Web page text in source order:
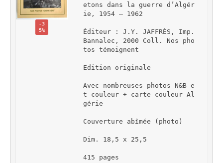
-3
5%
etons dans la guerre d’Algér
ie, 1954 – 1962
Éditeur : J.Y. JAFFRÈS, Imp.
Bannalec, 2000 Coll. Nos pho
tos témoignent
Edition originale
Avec nombreuses photos N&B e
t couleur + carte couleur Al
gérie
Couverture abîmée (photo)
Dim. 18,5 x 25,5
415 pages